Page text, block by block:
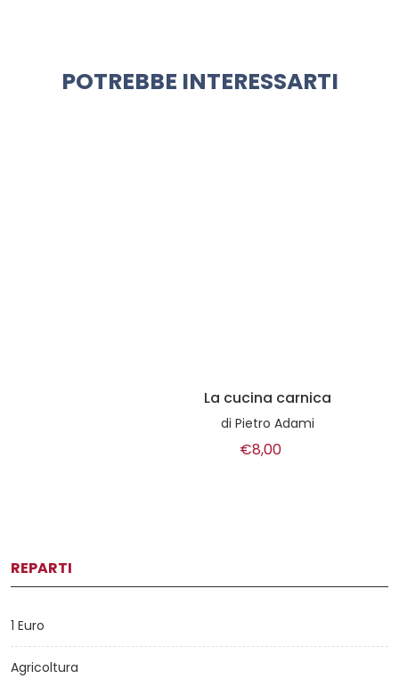
POTREBBE INTERESSARTI
La cucina carnica
Pietro Adami
REPARTI
1 Euro
Agricoltura